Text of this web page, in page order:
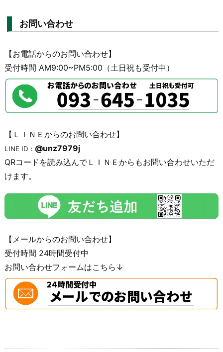
お問い合わせ
【お電話からのお問い合わせ】
受付時間 AM9:00~PM5:00（土日祝も受付中）
【ＬＩＮＥからのお問い合わせ】
LINE ID： @unz7979j
QRコードを読み込んでＬＩＮＥからもお問い合わせいただ
けます。
【メールからのお問い合わせ】
受付時間 24時間受付中
お問い合わせフォームはこちら↓